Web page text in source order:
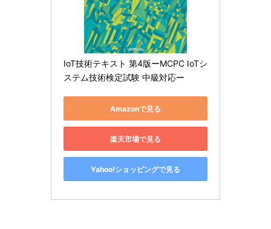
IoT技術テキスト 第4版ーMCPC IoTシ
ステム技術検定試験 中級対応ー
Amazonで見る
楽天市場で見る
Yahoo!ショッピングで見る